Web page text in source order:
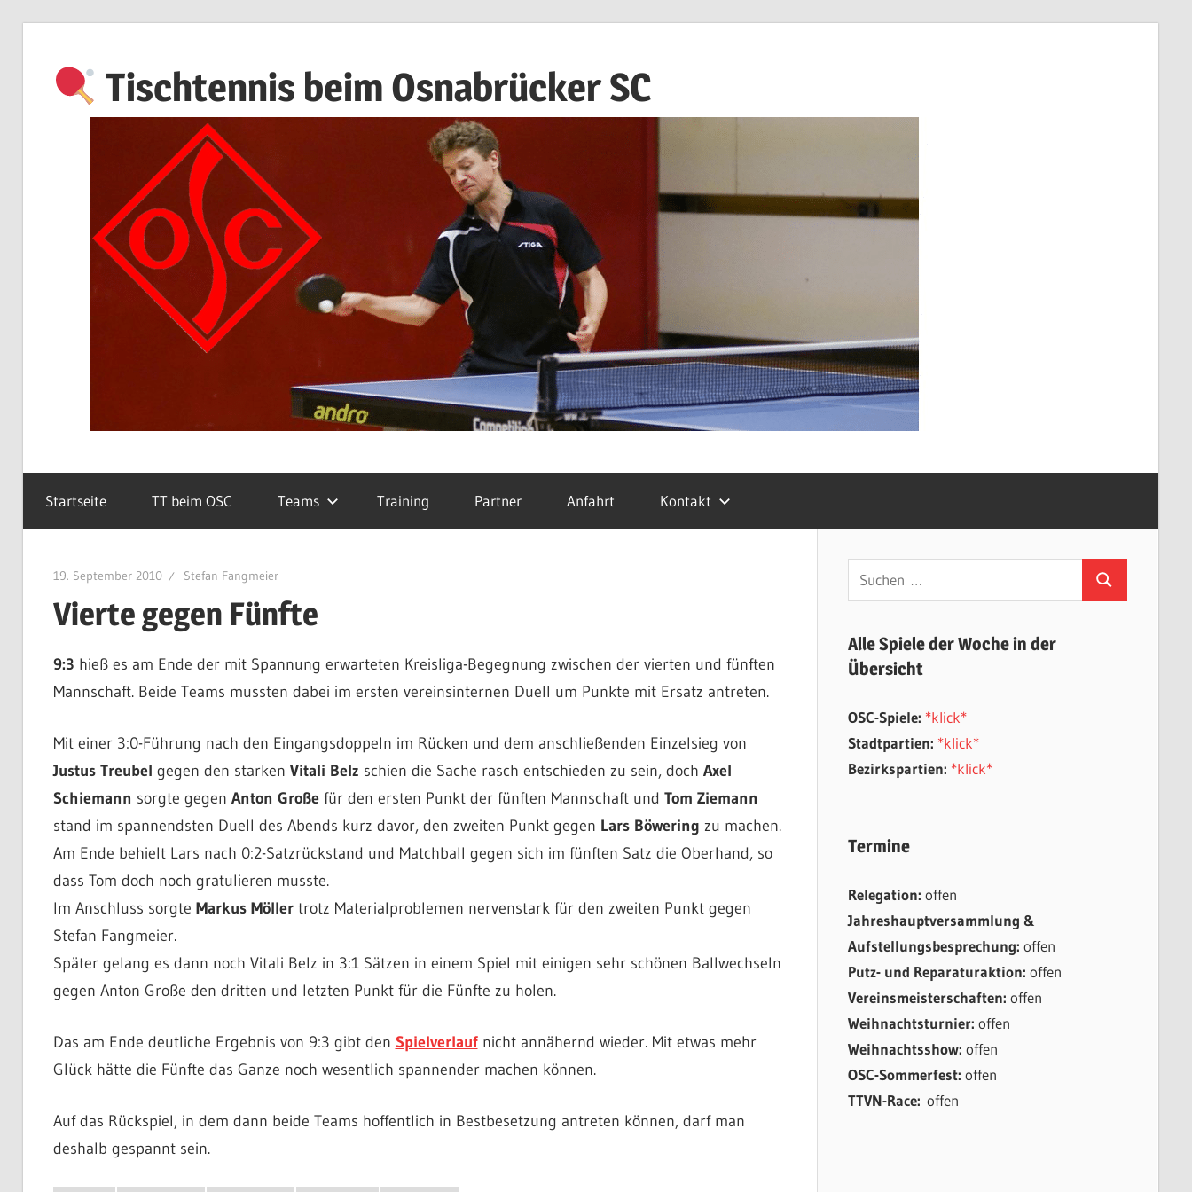
springen
Tischtennis beim Osnabrücker SC
Startseite TT beim OSC Teams Training Partner Anfahrt Kontakt
19. September 2010 Stefan Fangmeier
Vierte gegen Fünfte
9:3 hieß es am Ende der mit Spannung erwarteten Kreisliga-Begegnung zwischen der vierten und fünften
Mannschaft. Beide Teams mussten dabei im ersten vereinsinternen Duell um Punkte mit Ersatz antreten.
Mit einer 3:0-Führung nach den Eingangsdoppeln im Rücken und dem anschließenden Einzelsieg von
Justus Treubel gegen den starken Vitali Belz schien die Sache rasch entschieden zu sein, doch Axel
Schiemann sorgte gegen Anton Großefür den ersten Punkt der fünften Mannschaft und Tom Ziemann
stand im spannendsten Duell des Abends kurz davor, den zweiten Punkt gegen Lars Böwering zu machen.
Am Ende behielt Lars nach 0:2-Satzrückstand und Matchball gegen sich im fünften Satz die Oberhand, so
dass Tom doch noch gratulieren musste.
Im Anschluss sorgte Markus Möllertrotz Materialproblemen nervenstark für den zweiten Punkt gegen
Stefan Fangmeier.
Später gelang es dann noch Vitali Belz in 3:1 Sätzen in einem Spiel mit einigen sehr schönen Ballwechseln
gegen Anton Große den dritten und letzten Punkt für die Fünfte zu holen.
Das am Ende deutliche Ergebnis von 9:3 gibt den Spielverlaufnicht annähernd wieder. Mit etwas mehr
Glück hätte die Fünfte das Ganze noch wesentlich spannender machen können.
Auf das Rückspiel, in dem dann beide Teams hoffentlich in Bestbesetzung antreten können, darf man
deshalb gespannt sein.
Suchen
nach:
Suchen
Alle Spiele der Woche in der
Übersicht
OSC-Spiele: *klick*
Stadtpartien: *klick*
Bezirkspartien: *klick*
Termine
Relegation: offen
Jahreshauptversammlung &
Aufstellungsbesprechung: offen
Putz- und Reparaturaktion: offen
Vereinsmeisterschaften: offen
Weihnachtsturnier: offen
Weihnachtsshow: offen
OSC-Sommerfest: offen
TTVN-Race: offen